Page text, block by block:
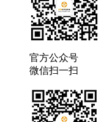
官方公众号
微信扫一扫